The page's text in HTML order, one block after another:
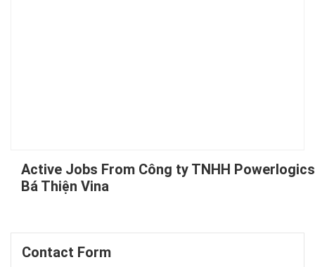
Active Jobs From Công ty TNHH Powerlogics
Bá Thiện Vina
Contact Form